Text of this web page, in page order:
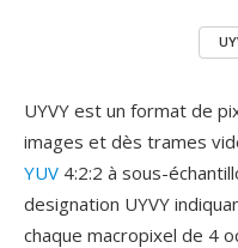
UYVY est un format de
images et dès trames
YUV 4:2:2 à sous-
designation UYVY
chaque macropixel de 4